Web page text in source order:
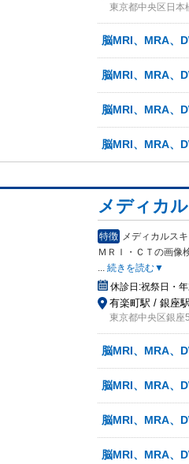
東京都中央区日本
脳MRI、MRA、
脳MRI、MRA、
脳MRI、MRA、
脳MRI、MRA、
メディカ
特徴 メディカルス
Ｍ ＲＩ・ＣＴの画像
... 続きを読む▼
休診日:祝祭日・
有楽町駅 / 銀座駅
東京都中央区銀座
脳MRI、MRA、
脳MRI、MRA、
脳MRI、MRA、
脳MRI、MRA、